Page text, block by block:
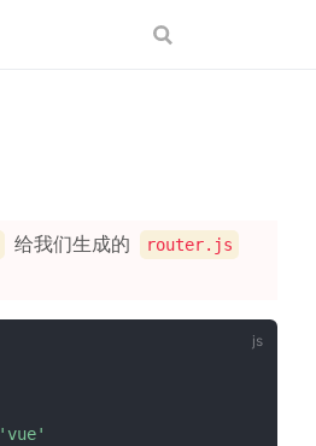
给我们生成的 router.js
'vue'